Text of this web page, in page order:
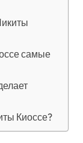
самые
Киоссе?